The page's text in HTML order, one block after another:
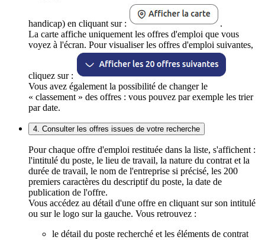
handicap) en cliquant sur :
.
La carte affiche uniquement les offres d'emploi que vous
voyez à l'écran. Pour visualiser les offres d'emploi suivantes,
cliquez sur :
Vous avez également la possibilité de changer le
« classement » des offres : vous pouvez par exemple les trier
par date.
4. Consulter les offres issues de votre recherche
Pour chaque offre d'emploi restituée dans la liste, s'affichent :
l'intitulé du poste, le lieu de travail, la nature du contrat et la
durée de travail, le nom de l'entreprise si précisé, les 200
premiers caractères du descriptif du poste, la date de
publication de l'offre.
Vous accédez au détail d'une offre en cliquant sur son intitulé
ou sur le logo sur la gauche. Vous retrouvez :
le détail du poste recherché et les éléments de contrat